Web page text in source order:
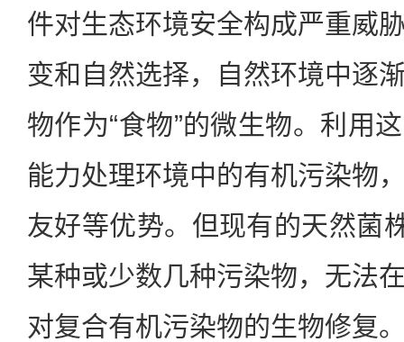
件对生态环境安全构成严重威
变和自然选择，自然环境中逐
物作为“食物”的微生物。利用
能力处理环境中的有机污染物
友好等优势。但现有的天然菌
某种或少数几种污染物，无法
对复合有机污染物的生物修复